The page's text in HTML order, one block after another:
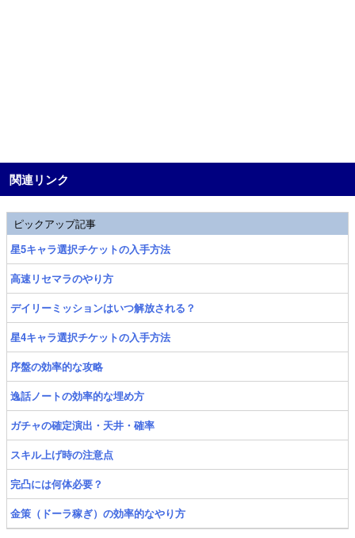
関連リンク
ピックアップ記事
星5キャラ選択チケットの入手方法
高速リセマラのやり方
デイリーミッションはいつ解放される？
星4キャラ選択チケットの入手方法
序盤の効率的な攻略
逸話ノートの効率的な埋め方
ガチャの確定演出・天井・確率
スキル上げ時の注意点
完凸には何体必要？
金策（ドーラ稼ぎ）の効率的なやり方